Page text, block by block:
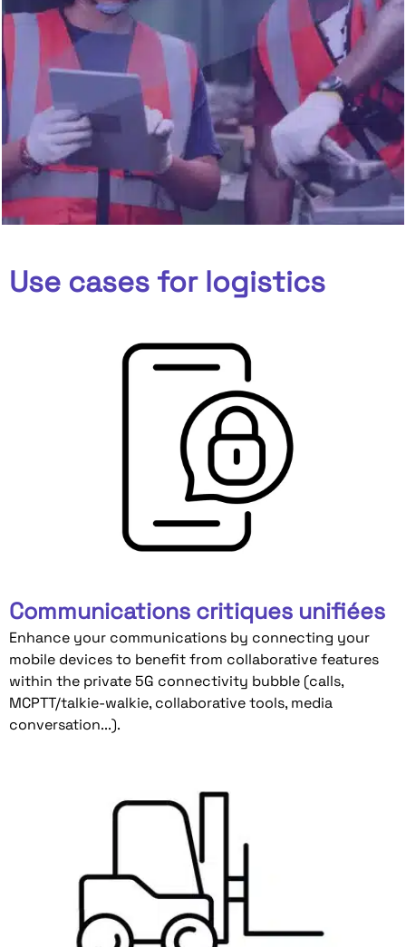
Use cases for logistics
Communications critiques unifiées
Enhance your communications by connecting your
mobile devices to benefit from collaborative features
within the private 5G connectivity bubble (calls,
MCPTT/talkie-walkie, collaborative tools, media
conversation...).